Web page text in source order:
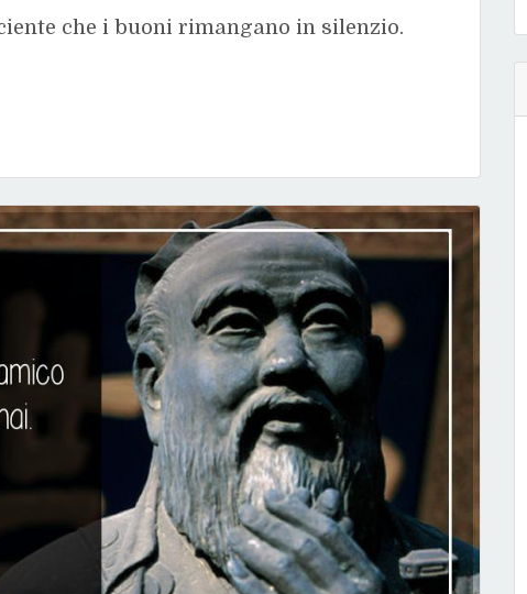
che i buoni rimangano in silenzio.